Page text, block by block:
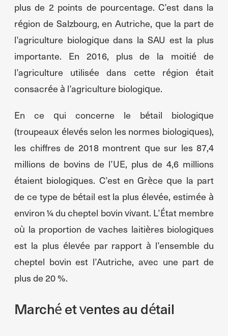
plus de 2 points de pourcentage. C’est dans la
région de Salzbourg, en Autriche, que la part de
l’agriculture biologique dans la SAU est la plus
importante. En 2016, plus de la moitié de
l’agriculture utilisée dans cette région était
consacrée à l’agriculture biologique.
En ce qui concerne le bétail biologique
(troupeaux élevés selon les normes biologiques),
les chiffres de 2018 montrent que sur les 87,4
millions de bovins de l’UE, plus de 4,6 millions
étaient biologiques. C’est en Grèce que la part
de ce type de bétail est la plus élevée, estimée à
environ ¼ du cheptel bovin vivant. L’État membre
où la proportion de vaches laitières biologiques
est la plus élevée par rapport à l’ensemble du
cheptel bovin est l’Autriche, avec une part de
plus de 20 %.
Marché et ventes au détail